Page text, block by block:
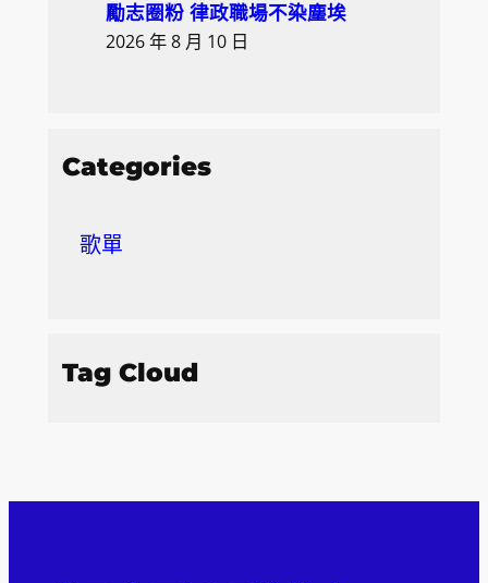
勵志圈粉 律政職場不染塵埃
2026 年 8 月 10 日
Categories
歌單
Tag Cloud